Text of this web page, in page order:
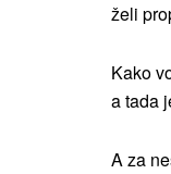
želi
Kako
a tada
A za